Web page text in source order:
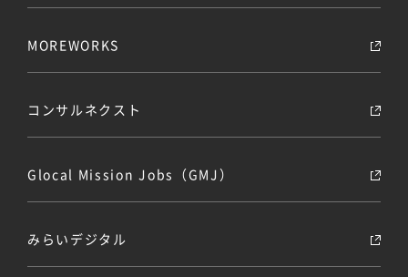
MOREWORKS
コンサルネクスト
Glocal Mission Jobs（GMJ）
みらいデジタル